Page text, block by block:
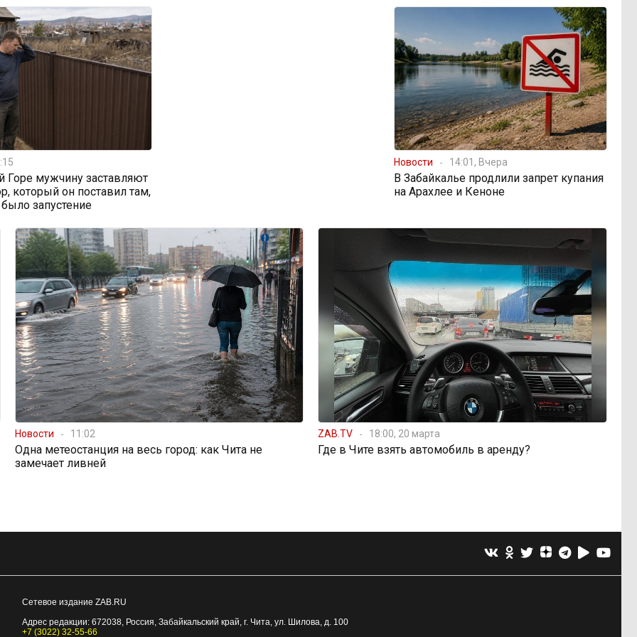
Горе мужчину заставляют
который он поставил там,
запустение
Новости 14:01, Вчера
В Забайкалье продлили запрет купания
на Арахлее и Кеноне
Новости 11:02
Одна метеостанция на весь город: как Чита не
замечает ливней
ZAB.TV 18:00, 20 марта
Где в Чите взять автомобиль в аренду?
Сетевое издание ZAB.RU
Адрес редакции: 672038, Россия, Забайкальский край, г. Чита, ул. Шилова, д. 100
+7 (3022) 32-55-66